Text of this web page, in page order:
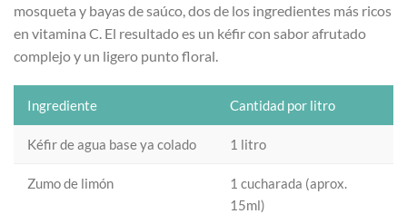
mosqueta y bayas de saúco, dos de los ingredientes más ricos
en vitamina C. El resultado es un kéfir con sabor afrutado
complejo y un ligero punto floral.
Ingrediente Cantidad por litro
Kéfir de agua base ya colado 1 litro
Zumo de limón
1 cucharada (aprox.
15ml)